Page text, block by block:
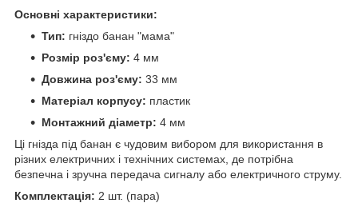
Основні характеристики:
Тип: гніздо банан "мама"
Розмір роз'єму: 4 мм
Довжина роз'єму: 33 мм
Матеріал корпусу: пластик
Монтажний діаметр: 4 мм
Ці гнізда під банан є чудовим вибором для використання в
різних електричних і технічних системах, де потрібна
безпечна і зручна передача сигналу або електричного струму.
Комплектація: 2 шт. (пара)